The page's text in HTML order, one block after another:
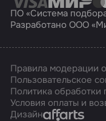
ПО «Система
Разработано ООО
Правила модерации
Пользовательское
Политика обработки
Условия оплаты и
ДизайнAffarts